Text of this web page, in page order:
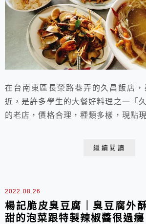
在台南東區長榮路巷弄的久昌飯店
近，是許多學生的大餐好料理之一「
的老店，價格合理，種類多樣，現點
繼續閱讀
2022.08.26
楊記脆皮臭豆腐｜臭豆腐外
甜的泡菜跟特製辣椒醬很過癮